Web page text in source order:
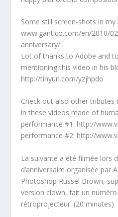
Some still screen-shots in my
www.gantico.com/en/2010/
anniversary/
Lot of thanks to Adobe and
mentioning this video in his
http://tinyurl.com/yzjhpdo
Check out also other
in these videos made of
performance #1: http://
performance #2: http://
La suivante a été filmée lors
d’anniversaire organisée par
Photoshop Russel Brown,
version clown, fait un
rétroprojecteur. (20 minutes)